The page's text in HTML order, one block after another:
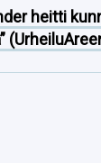
heitti